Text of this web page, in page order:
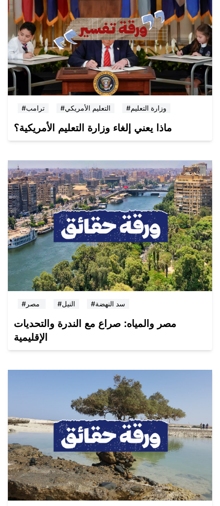
#ترامب #التعليم الأمريكي #وزارة التعليم
ماذا يعني إلغاء وزارة التعليم الأمريكية؟
#النيل #سد النهضة
مصر والمياه: صراع مع الندرة والتحديات
الإقليمية